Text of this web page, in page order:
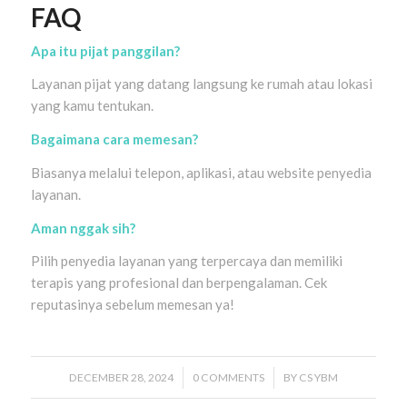
FAQ
Apa itu pijat panggilan?
Layanan pijat yang datang langsung ke rumah atau lokasi
yang kamu tentukan.
Bagaimana cara memesan?
Biasanya melalui telepon, aplikasi, atau website penyedia
layanan.
Aman nggak sih?
Pilih penyedia layanan yang terpercaya dan memiliki
terapis yang profesional dan berpengalaman. Cek
reputasinya sebelum memesan ya!
DECEMBER 28, 2024
/ 0 COMMENTS
/ BY CS YBM